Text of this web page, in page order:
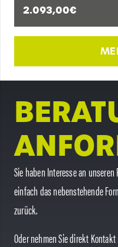
2.093,00€
Sie haben Interesse an
einfach das nebenstehende
zurück.
Oder nehmen Sie direkt